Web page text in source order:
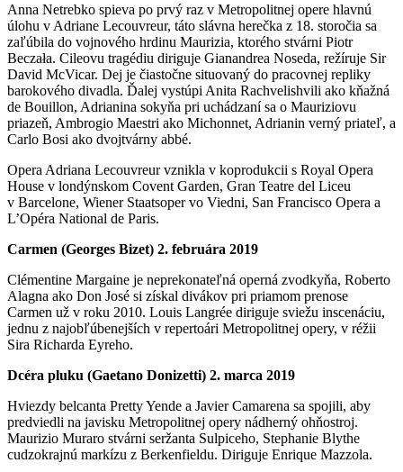
Anna Netrebko spieva po prvý raz v Metropolitnej opere hlavnú
úlohu v Adriane Lecouvreur, táto slávna herečka z 18. storočia sa
zaľúbila do vojnového hrdinu Maurizia, ktorého stvárni Piotr
Beczała. Cileovu tragédiu diriguje Gianandrea Noseda, režíruje Sir
David McVicar. Dej je čiastočne situovaný do pracovnej repliky
barokového divadla. Ďalej vystúpi Anita Rachvelishvili ako kňažná
de Bouillon, Adrianina sokyňa pri uchádzaní sa o Mauriziovu
priazeň, Ambrogio Maestri ako Michonnet, Adrianin verný priateľ, a
Carlo Bosi ako dvojtvárny abbé.
Opera Adriana Lecouvreur vznikla v koprodukcii s Royal Opera
House v londýnskom Covent Garden, Gran Teatre del Liceu
v Barcelone, Wiener Staatsoper vo Viedni, San Francisco Opera a
L’Opéra National de Paris.
Carmen (Georges Bizet) 2. februára 2019
Clémentine Margaine je neprekonateľná operná zvodkyňa, Roberto
Alagna ako Don José si získal divákov pri priamom prenose
Carmen už v roku 2010. Louis Langrée diriguje sviežu inscenáciu,
jednu z najobľúbenejších v repertoári Metropolitnej opery, v réžii
Sira Richarda Eyreho.
Dcéra pluku (Gaetano Donizetti) 2. marca 2019
Hviezdy belcanta Pretty Yende a Javier Camarena sa spojili, aby
predviedli na javisku Metropolitnej opery nádherný ohňostroj.
Maurizio Muraro stvárni seržanta Sulpiceho, Stephanie Blythe
cudzokrajnú markízu z Berkenfieldu. Diriguje Enrique Mazzola.